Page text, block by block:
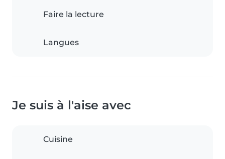
Faire la lecture
Langues
Je suis à l'aise avec
Cuisine